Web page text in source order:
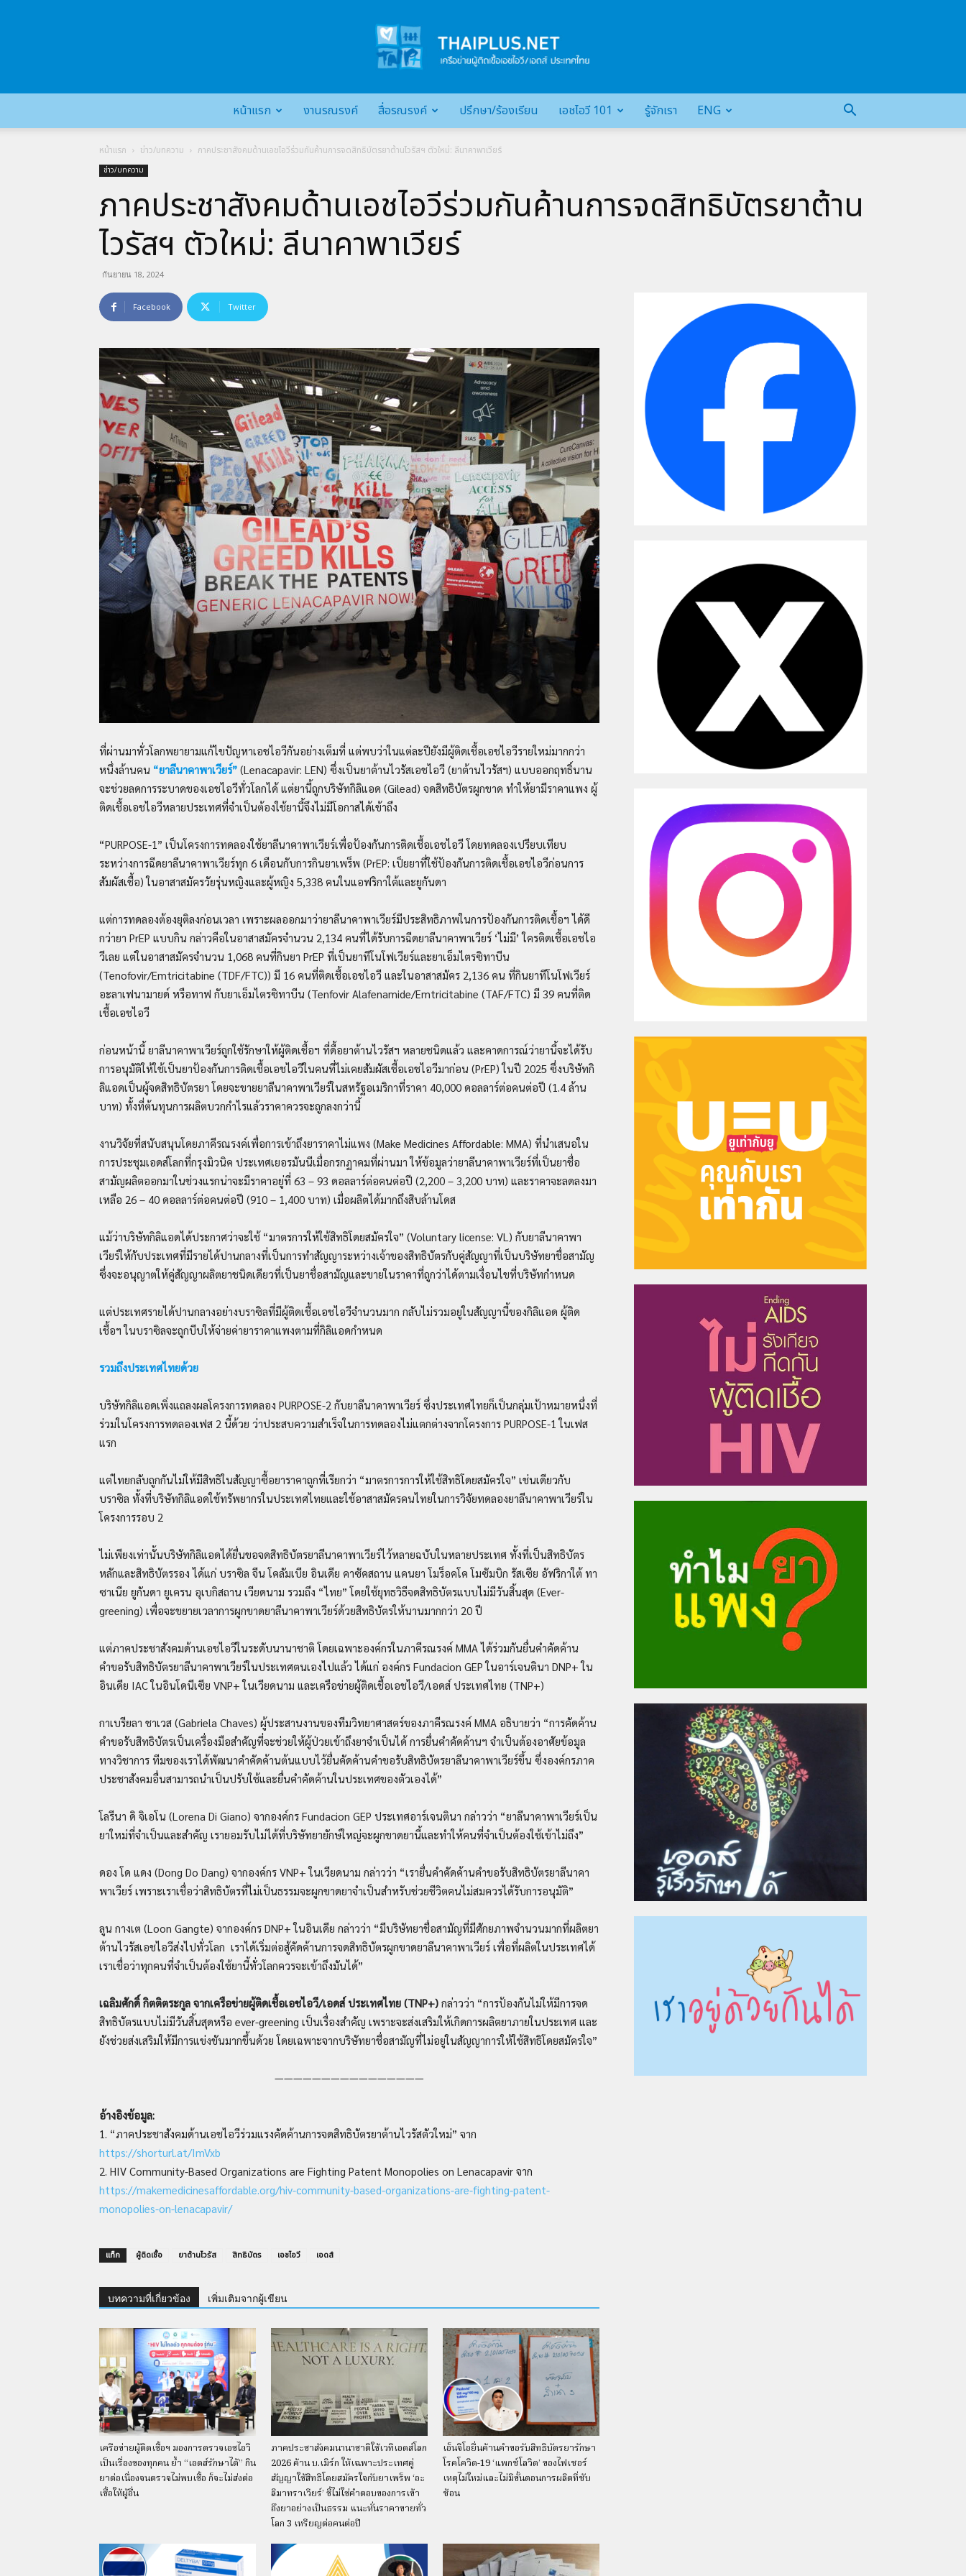
เครือ
ข่าย
ติด
เชื้อ
เอ
ไอวี/
เอดส์
ประเทศไทย
–
Thaiplus.net
หน้าแรก งานรณรงค์ สื่อรณรงค์ ปรึกษา/ร้องเรียน เอชไอวี 101 รู้จักเรา ENG
หน้าแรก ข่าว/บทความ ภาคประชาสังคมด้านเอชไอวีร่วมกันค้านการจดสิทธิบัตรยาต้านไวรัสฯ ตัวใหม่: ลีนาคาพาเวียร์
ข่าว/บทความ
ภาคประชาสังคมด้านเอชไอวีร่วมกันค้านการจดสิทธิบัตรยาต้าน
ไวรัสฯ ตัวใหม่: ลีนาคาพาเวียร์
กันยายน 18, 2024
Facebook Twitter
ที่ผ่านมาทั่วโลกพยายามแก้ไขปัญหาเอชไอวีกันอย่างเต็มที่ แต่พบว่าในแต่ละปียังมีผู้ติดเชื้อเอชไอวีรายใหม่มากกว่า
หนึ่งล้านคน “ยาลีนาคาพาเวียร์” (Lenacapavir: LEN) ซึ่งเป็นยาต้านไวรัสเอชไอวี (ยาต้านไวรัสฯ) แบบออกฤทธิ์นาน
จะช่วยลดการระบาดของเอชไอวีทั่วโลกได้ แต่ยานี้ถูกบริษัทกิลิแอด (Gilead) จดสิทธิบัตรผูกขาด ทำให้ยามีราคาแพง ผู้
ติดเชื้อเอชไอวีหลายประเทศที่จำเป็นต้องใช้ยานี้จึงไม่มีโอกาสได้เข้าถึง
“PURPOSE-1” เป็นโครงการทดลองใช้ยาลีนาคาพาเวียร์เพื่อป้องกันการติดเชื้อเอชไอวี โดยทดลองเปรียบเทียบ
ระหว่างการฉีดยาลีนาคาพาเวียร์ทุก 6 เดือนกับการกินยาเพร็พ (PrEP: เป็ยยาที่ใช้ป้องกันการติดเชื้อเอชไอวีก่อนการ
สัมผัสเชื้อ) ในอาสาสมัครวัยรุ่นหญิงและผู้หญิง 5,338 คนในแอฟริกาใต้และยูกันดา
แต่การทดลองต้องยุติลงก่อนเวลา เพราะผลออกมาว่ายาลีนาคาพาเวียร์มีประสิทธิภาพในการป้องกันการติดเชื้อฯ ได้ดี
กว่ายา PrEP แบบกิน กล่าวคือในอาสาสมัครจำนวน 2,134 คนที่ได้รับการฉีดยาลีนาคาพาเวียร์ ‘ไม่มี’ ใครติดเชื้อเอชไอ
วีเลย แต่ในอาสาสมัครจำนวน 1,068 คนที่กินยา PrEP ที่เป็นยาทีโนโฟเวียร์และยาเอ็มไตรซิทาบีน
(Tenofovir/Emtricitabine (TDF/FTC)) มี 16 คนที่ติดเชื้อเอชไอวี และในอาสาสมัคร 2,136 คน ที่กินยาทีโนโฟเวียร์
อะลาเฟนามายด์ หรือทาฟ กับยาเอ็มไตรซิทาบีน (Tenfovir Alafenamide/Emtricitabine (TAF/FTC) มี 39 คนที่ติด
เชื้อเอชไอวี
ก่อนหน้านี้ ยาลีนาคาพาเวียร์ถูกใช้รักษาให้ผู้ติดเชื้อฯ ที่ดื้อยาต้านไวรัสฯ หลายชนิดแล้ว และคาดการณ์ว่ายานี้จะได้รับ
การอนุมัติให้ใช้เป็นยาป้องกันการติดเชื้อเอชไอวีในคนที่ไม่เคยสัมผัสเชื้อเอชไอวีมาก่อน (PrEP) ในปี 2025 ซึ่งบริษัทกิ
ลิแอดเป็นผู้จดสิทธิบัตรยา โดยจะขายยาลีนาคาพาเวียร์ในสหรัฐอเมริกาที่ราคา 40,000 ดอลลาร์ต่อคนต่อปี (1.4 ล้าน
บาท) ทั้งที่ต้นทุนการผลิตบวกกำไรแล้วราคาควรจะถูกลงกว่านี้
งานวิจัยที่สนับสนุนโดยภาคีรณรงค์เพื่อการเข้าถึงยาราคาไม่แพง (Make Medicines Affordable: MMA) ที่นำเสนอใน
การประชุมเอดส์โลกที่กรุงมิวนิค ประเทศเยอรมันนีเมื่อกรกฏาคมที่ผ่านมา ให้ข้อมูลว่ายาลีนาคาพาเวียร์ที่เป็นยาชื่อ
สามัญผลิตออกมาในช่วงแรกน่าจะมีราคาอยู่ที่ 63 – 93 ดอลลาร์ต่อคนต่อปี (2,200 – 3,200 บาท) และราคาจะลดลงมา
เหลือ 26 – 40 ดอลลาร์ต่อคนต่อปี (910 – 1,400 บาท) เมื่อผลิตได้มากถึงสิบล้านโดส
แม้ว่าบริษัทกิลิแอดได้ประกาศว่าจะใช้ “มาตรการให้ใช้สิทธิโดยสมัครใจ” (Voluntary license: VL) กับยาลีนาคาพา
เวียร์ให้กับประเทศที่มีรายได้ปานกลางที่เป็นการทำสัญญาระหว่างเจ้าของสิทธิบัตรกับคู่สัญญาที่เป็นบริษัทยาชื่อสามัญ
ซึ่งจะอนุญาตให้คู่สัญญาผลิตยาชนิดเดียวที่เป็นยาชื่อสามัญและขายในราคาที่ถูกว่าได้ตามเงื่อนไขที่บริษัทกำหนด
แต่ประเทศรายได้ปานกลางอย่างบราซิลที่มีผู้ติดเชื้อเอชไอวีจำนวนมาก กลับไม่รวมอยู่ในสัญญานี้ของกิลิแอด ผู้ติด
เชื้อฯ ในบราซิลจะถูกบีบให้จ่ายค่ายาราคาแพงตามที่กิลิแอดกำหนด
รวมถึงประเทศไทยด้วย
บริษัทกิลิแอดเพิ่งแถลงผลโครงการทดลอง PURPOSE-2 กับยาลีนาคาพาเวียร์ ซึ่งประเทศไทยก็เป็นกลุ่มเป้าหมายหนึ่งที่
ร่วมในโครงการทดลองเฟส 2 นี้ด้วย ว่าประสบความสำเร็จในการทดลองไม่แตกต่างจากโครงการ PURPOSE-1 ในเฟส
แรก
แต่ไทยกลับถูกกันไม่ให้มีสิทธิในสัญญาซื้อยาราคาถูกที่เรียกว่า “มาตรการการให้ใช้สิทธิโดยสมัครใจ” เช่นเดียวกับ
บราซิล ทั้งที่บริษัทกิลิแอดใช้ทรัพยากรในประเทศไทยและใช้อาสาสมัครคนไทยในการวิจัยทดลองยาลีนาคาพาเวียร์ใน
โครงการรอบ 2
ไม่เพียงเท่านั้นบริษัทกิลิแอดได้ยื่นขอจดสิทธิบัตรยาลีนาคาพาเวียร์ไว้หลายฉบับในหลายประเทศ ทั้งที่เป็นสิทธิบัตร
หลักและสิทธิบัตรรอง ได้แก่ บราซิล จีน โคลัมเบีย อินเดีย คาซัคสถาน แคนยา โมร็อคโค โมซัมบิก รัสเซีย อัฟริกาใต้ ทา
ซาเนีย ยูกันดา ยูเครน อุเบกิสถาน เวียดนาม รวมถึง “ไทย” โดยใช้ยุทธวิธีจดสิทธิบัตรแบบไม่มีวันสิ้นสุด (Ever-
greening) เพื่อจะขยายเวลาการผูกขาดยาลีนาคาพาเวียร์ด้วยสิทธิบัตรให้นานมากกว่า 20 ปี
แต่ภาคประชาสังคมด้านเอชไอวีในระดับนานาชาติ โดยเฉพาะองค์กรในภาคีรณรงค์ MMA ได้ร่วมกันยื่นคำคัดค้าน
คำขอรับสิทธิบัตรยาลีนาคาพาเวียร์ในประเทศตนเองไปแล้ว ได้แก่ องค์กร Fundacion GEP ในอาร์เจนตินา DNP+ ใน
อินเดีย IAC ในอินโดนีเซีย VNP+ ในเวียดนาม และเครือข่ายผู้ติดเชื้อเอชไอวี/เอดส์ ประเทศไทย (TNP+)
กาเบรียลา ชาเวส (Gabriela Chaves) ผู้ประสานงานของทีมวิทยาศาสตร์ของภาคีรณรงค์ MMA อธิบายว่า “การคัดค้าน
คำขอรับสิทธิบัตรเป็นเครื่องมือสำคัญที่จะช่วยให้ผู้ป่วยเข้าถึงยาจำเป็นได้ การยื่นคำคัดค้านฯ จำเป็นต้องอาศัยข้อมูล
ทางวิชาการ ทีมของเราได้พัฒนาคำคัดค้านต้นแบบไว้ยื่นคัดค้านคำขอรับสิทธิบัตรยาลีนาคาพาเวียร์ขึ้น ซึ่งองค์กรภาค
ประชาสังคมอื่นสามารถนำเป็นปรับใช้และยื่นคำคัดค้านในประเทศของตัวเองได้”
โลรีนา ดิ จิเอโน (Lorena Di Giano) จากองค์กร Fundacion GEP ประเทศอาร์เจนตินา กล่าวว่า “ยาลีนาคาพาเวียร์เป็น
ยาใหม่ที่จำเป็นและสำคัญ เรายอมรับไม่ได้ที่บริษัทยายักษ์ใหญ่จะผูกขาดยานี้และทำให้คนที่จำเป็นต้องใช้เข้าไม่ถึง”
ดอง โด แดง (Dong Do Dang) จากองค์กร VNP+ ในเวียดนาม กล่าวว่า “เรายื่นคำคัดค้านคำขอรับสิทธิบัตรยาลีนาคา
พาเวียร์ เพราะเราเชื่อว่าสิทธิบัตรที่ไม่เป็นธรรมจะผูกขาดยาจำเป็นสำหรับช่วยชีวิตคนไม่สมควรได้รับการอนุมัติ”
ลูน กางเต (Loon Gangte) จากองค์กร DNP+ ในอินเดีย กล่าวว่า “มีบริษัทยาชื่อสามัญที่มีศักยภาพจำนวนมากที่ผลิตยา
ต้านไวรัสเอชไอวีส่งไปทั่วโลก เราได้เริ่มต่อสู้คัดค้านการจดสิทธิบัตรผูกขาดยาลีนาคาพาเวียร์ เพื่อที่ผลิตในประเทศได้
เราเชื่อว่าทุกคนที่จำเป็นต้องใช้ยานี้ทั่วโลกควรจะเข้าถึงมันได้”
เฉลิมศักดิ์ กิตติตระกูล จากเครือข่ายผู้ติดเชื้อเอชไอวี/เอดส์ ประเทศไทย (TNP+) กล่าวว่า “การป้องกันไม่ให้มีการจด
สิทธิบัตรแบบไม่มีวันสิ้นสุดหรือ ever-greening เป็นเรื่องสำคัญ เพราะจะส่งเสริมให้เกิดการผลิตยาภายในประเทศ และ
ยังช่วยส่งเสริมให้มีการแข่งขันมากขึ้นด้วย โดยเฉพาะจากบริษัทยาชื่อสามัญที่ไม่อยู่ในสัญญาการให้ใช้สิทธิโดยสมัครใจ”
————————————————
อ้างอิงข้อมูล:
1. “ภาคประชาสังคมด้านเอชไอวีร่วมแรงคัดค้านการจดสิทธิบัตรยาต้านไวรัสตัวใหม่” จาก
https://shorturl.at/ImVxb
2. HIV Community-Based Organizations are Fighting Patent Monopolies on Lenacapavir จาก
https://makemedicinesaffordable.org/hiv-community-based-organizations-are-fighting-patent-
monopolies-on-lenacapavir/
แท็ก ผู้ติดเชื้อ ยาต้านไวรัส สิทธิบัตร เอชไอวี เอดส์
บทความที่เกี่ยวข้อง เพิ่มเติมจากผู้เขียน
เครือข่ายผู้ติดเชื้อฯ มองการตรวจเอชไอวี
เป็นเรื่องของทุกคน ย้ำ “เอดส์รักษาได้” กิน
ยาต่อเนื่องจนตรวจไม่พบเชื้อ ก็จะไม่ส่งต่อ
เชื้อให้ผู้อื่น
ภาคประชาสังคมนานาชาติใช้เวทีเอดส์โลก
2026 ค้าน บ.เมิร์ก ให้เฉพาะประเทศคู่
สัญญาใช้สิทธิโดยสมัครใจกับยาเพร็พ ‘อะ
ลิมาทราเวียร์’ ชี้ไม่ใช่คำตอบของการเข้า
ถึงยาอย่างเป็นธรรม แนะหั่นราคาขายทั่ว
โลก 3 เหรียญต่อคนต่อปี
เอ็นจีโอยื่นค้านคำขอรับสิทธิบัตรยารักษา
โรคโควิด-19 ‘แพกซ์โลวิด’ ของไฟเซอร์
เหตุไม่ใหม่และไม่มีขั้นตอนการผลิตที่ซับ
ซ้อน